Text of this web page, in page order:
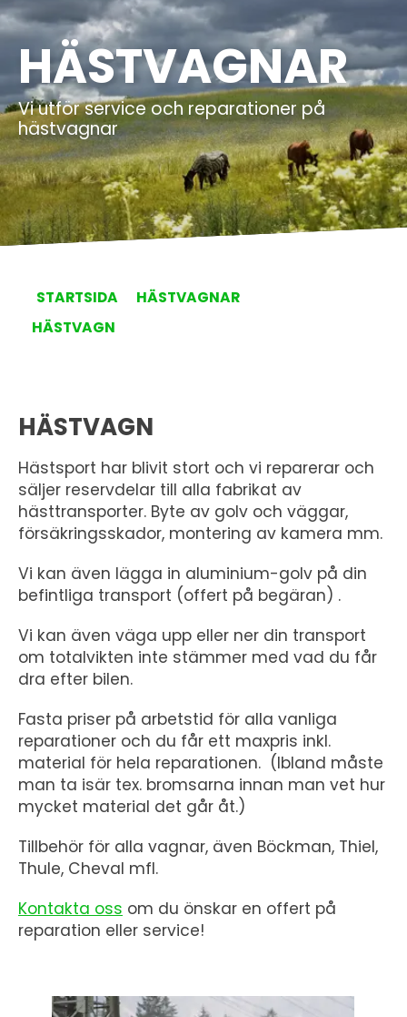
HÄSTVAGNAR
Vi utför service och reparationer på
hästvagnar
STARTSIDA
HÄSTVAGNAR
HÄSTVAGN
HÄSTVAGN
Hästsport har blivit stort och vi reparerar och
säljer reservdelar till alla fabrikat av
hästtransporter. Byte av golv och väggar,
försäkringsskador, montering av kamera mm.
Vi kan även lägga in aluminium-golv på din
befintliga transport (offert på begäran) .
Vi kan även väga upp eller ner din transport
om totalvikten inte stämmer med vad du får
dra efter bilen.
Fasta priser på arbetstid för alla vanliga
reparationer och du får ett maxpris inkl.
material för hela reparationen. (Ibland måste
man ta isär tex. bromsarna innan man vet hur
mycket material det går åt.)
Tillbehör för alla vagnar, även Böckman, Thiel,
Thule, Cheval mfl.
Kontakta oss om du önskar en offert på
reparation eller service!